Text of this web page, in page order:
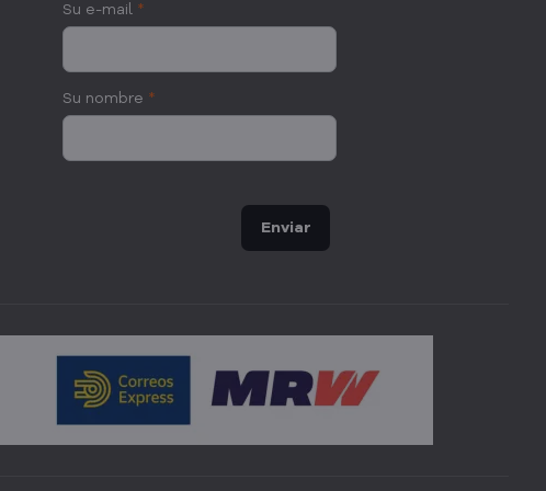
Su e-mail *
Su nombre *
Enviar